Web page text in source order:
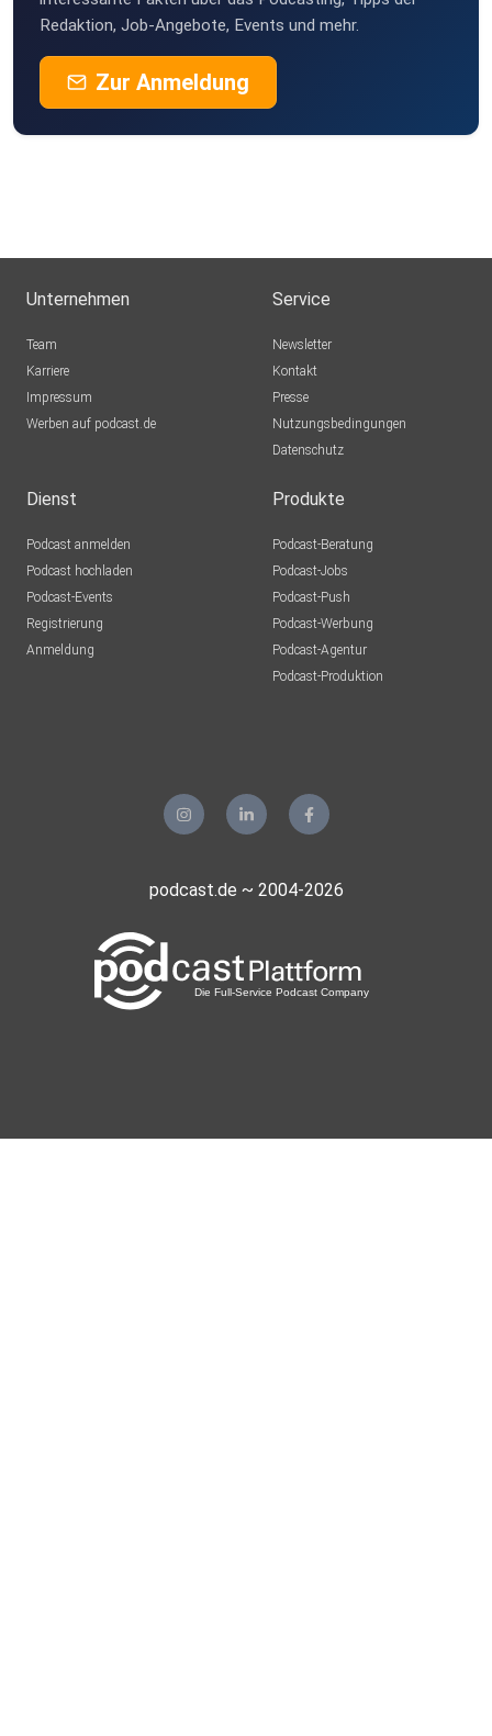
Redaktion, Job-Angebote, Events und mehr.
Zur Anmeldung
Unternehmen
Team
Karriere
Impressum
Werben auf podcast.de
Service
Newsletter
Kontakt
Presse
Nutzungsbedingungen
Datenschutz
Dienst
Podcast anmelden
Podcast hochladen
Podcast-Events
Registrierung
Anmeldung
Produkte
Podcast-Beratung
Podcast-Jobs
Podcast-Push
Podcast-Werbung
Podcast-Agentur
Podcast-Produktion
podcast.de ~ 2004-2026